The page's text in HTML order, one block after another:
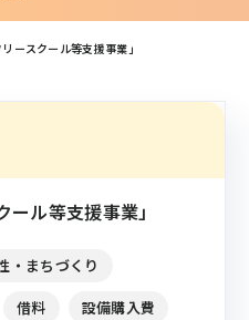
ースクール等支援事業」
ル等支援事業」
・まちづくり
借料
設備購入費